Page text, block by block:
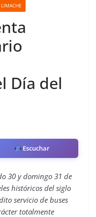
LIMACHE
Día del
Escuchar
30 y domingo 31 de
históricos del siglo
servicio de buses
totalmente